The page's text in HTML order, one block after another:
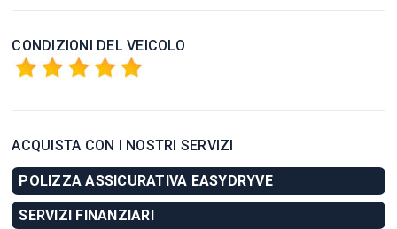
CONDIZIONI DEL VEICOLO
ACQUISTA CON I NOSTRI SERVIZI
POLIZZA ASSICURATIVA EASYDRYVE
SERVIZI FINANZIARI